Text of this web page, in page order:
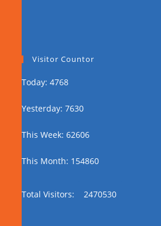
Visitor Countor
Today: 4768
Yesterday: 7630
This Week: 62606
This Month: 154860
Total Visitors: 2470530